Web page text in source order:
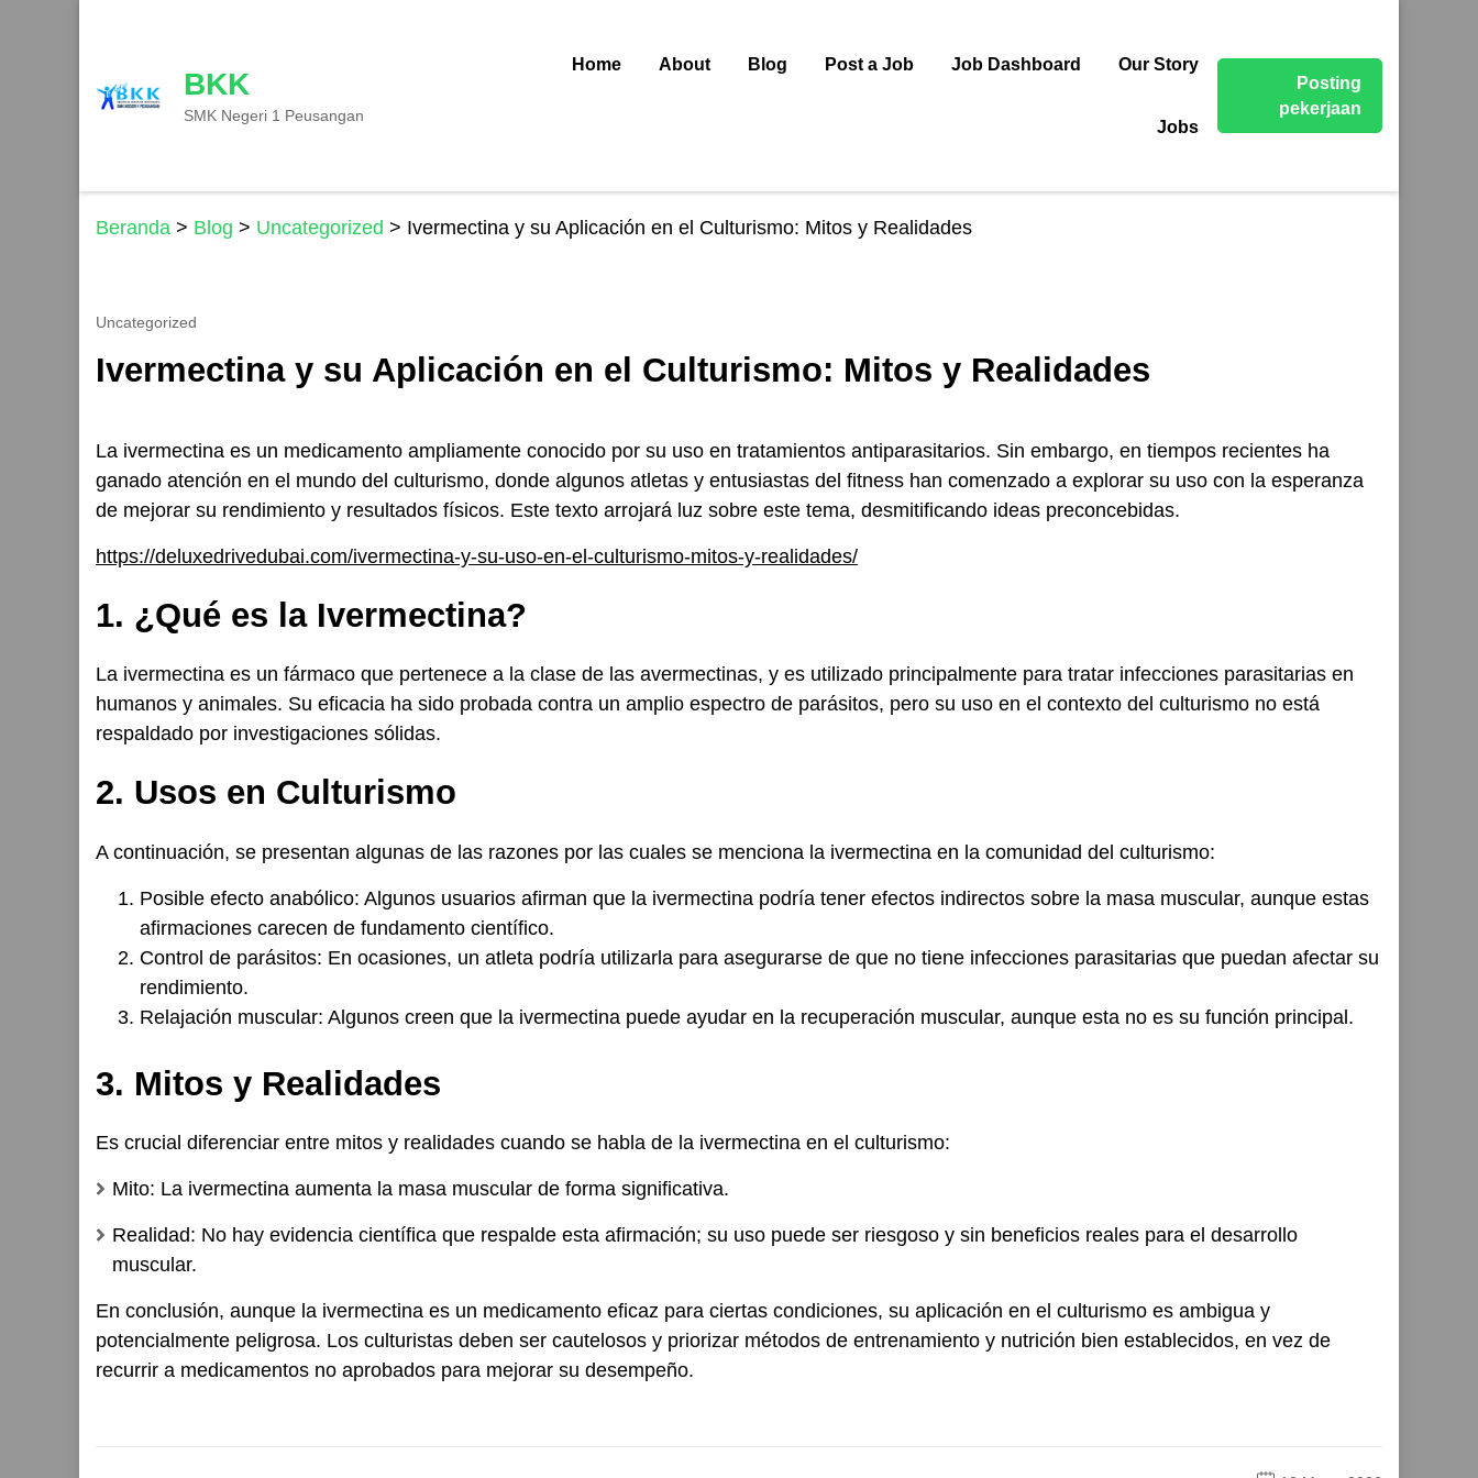
(Tekan
BKK
SMK Negeri 1 Peusangan
Home About Blog Post a Job Job Dashboard Our Story
Jobs
Posting
pekerjaan
Beranda > Blog > Uncategorized > Ivermectina y su Aplicación en el Culturismo: Mitos y Realidades
Uncategorized
Ivermectina y su Aplicación en el Culturismo: Mitos y Realidades
La ivermectina es un medicamento ampliamente conocido por su uso en tratamientos antiparasitarios. Sin embargo, en tiempos recientes ha
ganado atención en el mundo del culturismo, donde algunos atletas y entusiastas del fitness han comenzado a explorar su uso con la esperanza
de mejorar su rendimiento y resultados físicos. Este texto arrojará luz sobre este tema, desmitificando ideas preconcebidas.
https://deluxedrivedubai.com/ivermectina-y-su-uso-en-el-culturismo-mitos-y-realidades/
1. ¿Qué es la Ivermectina?
La ivermectina es un fármaco que pertenece a la clase de las avermectinas, y es utilizado principalmente para tratar infecciones parasitarias en
humanos y animales. Su eficacia ha sido probada contra un amplio espectro de parásitos, pero su uso en el contexto del culturismo no está
respaldado por investigaciones sólidas.
2. Usos en Culturismo
A continuación, se presentan algunas de las razones por las cuales se menciona la ivermectina en la comunidad del culturismo:
Posible efecto anabólico: Algunos usuarios afirman que la ivermectina podría tener efectos indirectos sobre la masa muscular, aunque estas
afirmaciones carecen de fundamento científico.
Control de parásitos: En ocasiones, un atleta podría utilizarla para asegurarse de que no tiene infecciones parasitarias que puedan afectar su
rendimiento.
Relajación muscular: Algunos creen que la ivermectina puede ayudar en la recuperación muscular, aunque esta no es su función principal.
3. Mitos y Realidades
Es crucial diferenciar entre mitos y realidades cuando se habla de la ivermectina en el culturismo:
Mito: La ivermectina aumenta la masa muscular de forma significativa.
Realidad: No hay evidencia científica que respalde esta afirmación; su uso puede ser riesgoso y sin beneficios reales para el desarrollo
muscular.
En conclusión, aunque la ivermectina es un medicamento eficaz para ciertas condiciones, su aplicación en el culturismo es ambigua y
potencialmente peligrosa. Los culturistas deben ser cautelosos y priorizar métodos de entrenamiento y nutrición bien establecidos, en vez de
recurrir a medicamentos no aprobados para mejorar su desempeño.